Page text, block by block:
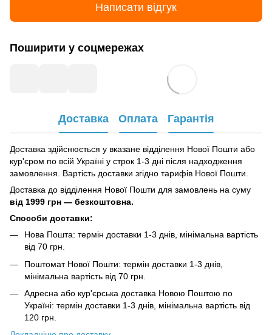
Написати відгук
Поширити у соцмережах
Доставка Оплата Гарантія
Доставка здійснюється у вказане відділення Нової Пошти або
кур'єром по всій Україні у строк 1-3 дні після надходження
замовлення. Вартість доставки згідно тарифів Нової Пошти.
Доставка до відділення Нової Пошти для замовлень на суму
від 1999 грн — безкоштовна.
Способи доставки:
Нова Пошта: термін доставки 1-3 днів, мінімальна вартість
від 70 грн.
Поштомат Нової Пошти: термін доставки 1-3 днів,
мінімальна вартість від 70 грн.
Адресна або кур'єрська доставка Новою Поштою по
Україні: термін доставки 1-3 днів, мінімальна вартість від
120 грн.